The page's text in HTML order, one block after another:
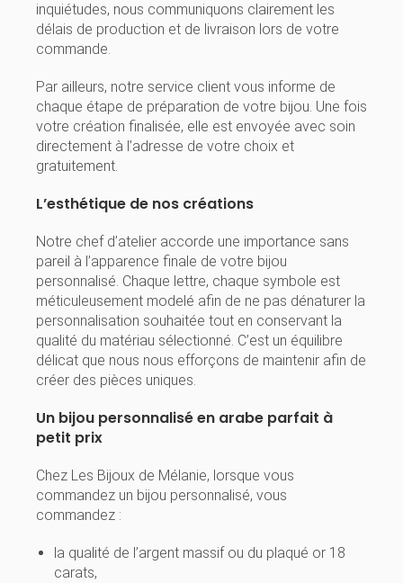
inquiétudes, nous communiquons clairement les
délais de production et de livraison lors de votre
commande.
Par ailleurs, notre service client vous informe de
chaque étape de préparation de votre bijou. Une fois
votre création finalisée, elle est envoyée avec soin
directement à l’adresse de votre choix et
gratuitement.
L’esthétique de nos créations
Notre chef d’atelier accorde une importance sans
pareil à l’apparence finale de votre bijou
personnalisé. Chaque lettre, chaque symbole est
méticuleusement modelé afin de ne pas dénaturer la
personnalisation souhaitée tout en conservant la
qualité du matériau sélectionné. C’est un équilibre
délicat que nous nous efforçons de maintenir afin de
créer des pièces uniques.
Un bijou personnalisé en arabe parfait à
petit prix
Chez Les Bijoux de Mélanie, lorsque vous
commandez un bijou personnalisé, vous
commandez :
la qualité de l’argent massif ou du plaqué or 18
carats,